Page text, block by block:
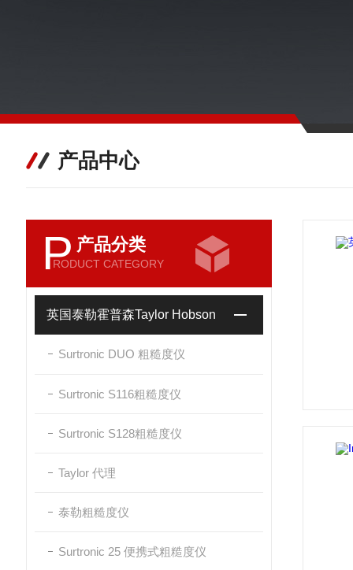
产品中心
P 产品分类
RODUCT CATEGORY
英国泰勒霍普森Taylor Hobson
Surtronic DUO 粗糙度仪
Surtronic S116粗糙度仪
Surtronic S128粗糙度仪
Taylor 代理
泰勒粗糙度仪
Surtronic 25 便携式粗糙度仪